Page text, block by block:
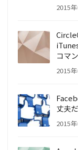
2015
コマ
2015
丈夫
2015